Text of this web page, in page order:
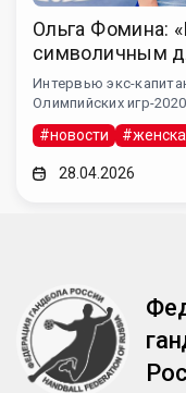
Ольга Фомина:
символичным
Интервью экс-
Олимпийских игр-2020
#новости
28.04.2026